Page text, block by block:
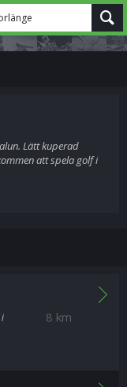
Lätt kuperad
att spela golf i
8 km
i